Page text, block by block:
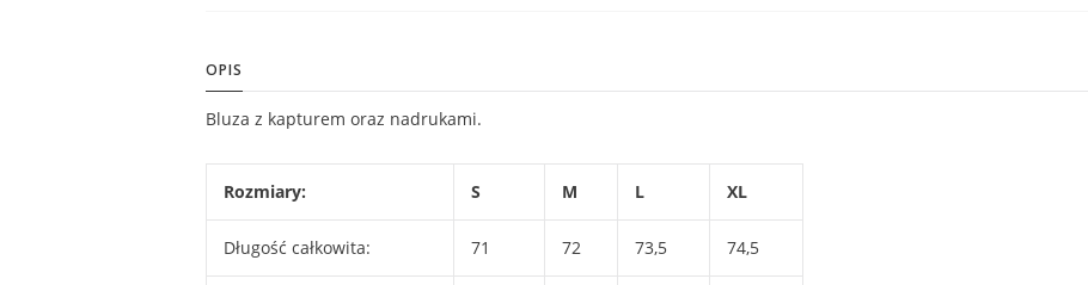
OPIS
Bluza z kapturem oraz nadrukami.
Rozmiary: S M L XL
Długość całkowita: 71 72 73,5 74,5